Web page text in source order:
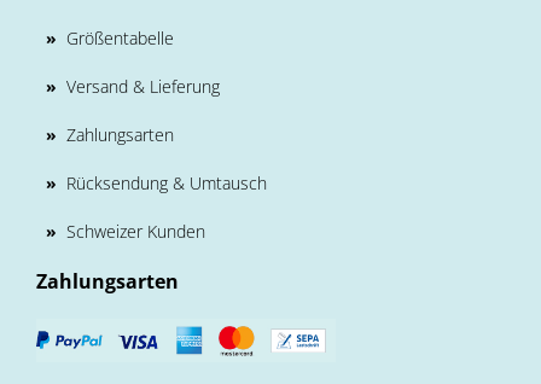
» Größentabelle
» Versand & Lieferung
» Zahlungsarten
» Rücksendung & Umtausch
» Schweizer Kunden
Zahlungsarten